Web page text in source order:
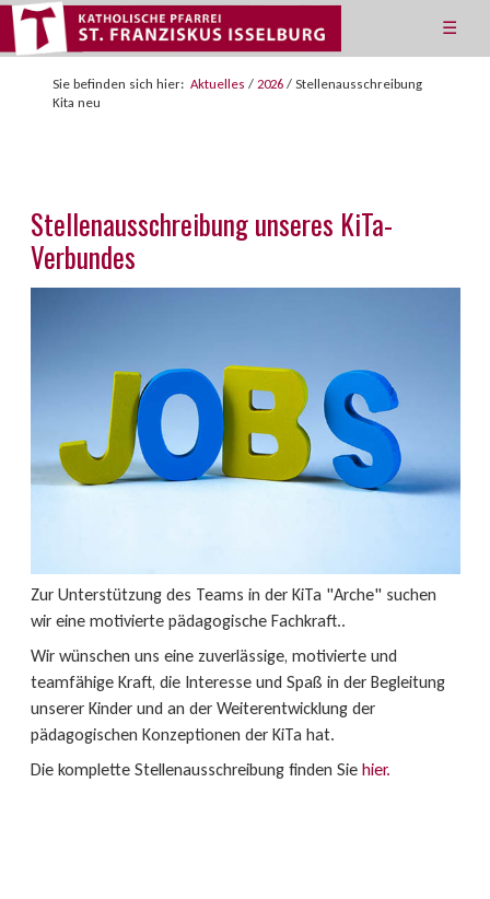
☰
Sie befinden sich hier: Aktuelles / 2026 / Stellenausschreibung
Kita neu
Stellenausschreibung unseres KiTa-
Verbundes
Zur Unterstützung des Teams in der KiTa "Arche" suchen
wir eine motivierte pädagogische Fachkraft..
Wir wünschen uns eine zuverlässige, motivierte und
teamfähige Kraft, die Interesse und Spaß in der Begleitung
unserer Kinder und an der Weiterentwicklung der
pädagogischen Konzeptionen der KiTa hat.
Die komplette Stellenausschreibung finden Sie hier.